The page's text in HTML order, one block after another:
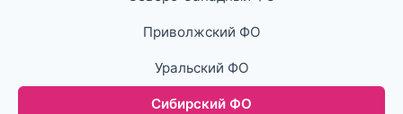
Приволжский ФО
Уральский ФО
Сибирский ФО